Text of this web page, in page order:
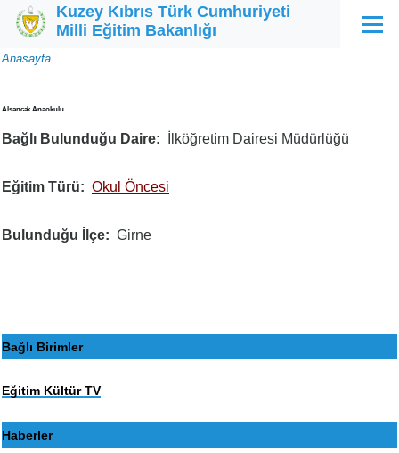
Ana içeriğe atla
Kuzey Kıbrıs Türk Cumhuriyeti
Milli Eğitim Bakanlığı
Menü
Sayfa
Anasayfa
Alsancak Anaokulu
Bağlı Bulunduğu Daire İlköğretim Dairesi Müdürlüğü
Eğitim Türü Okul Öncesi
Bulunduğu İlçe Girne
Bağlı Birimler
Eğitim Kültür TV
Haberler